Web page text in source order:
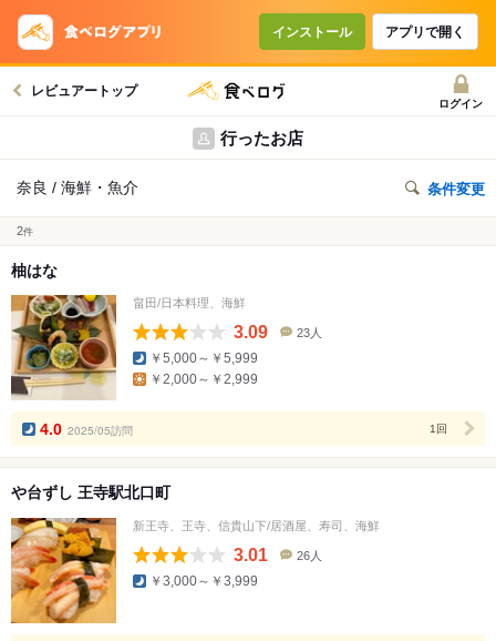
インストール アプリで開く
レビュアートップ
ログイン
行ったお店
奈良 / 海鮮・魚介 条件変更
2件
柚はな
畠田/日本料理、海鮮
3.09
数
23人
￥5,000～￥5,999
￥2,000～￥2,999
4.0 2025/05訪問 1回
や台ずし 王寺駅北口町
新王寺、王寺、信貴山下/居酒屋、寿司、海鮮
3.01
数
26人
￥3,000～￥3,999